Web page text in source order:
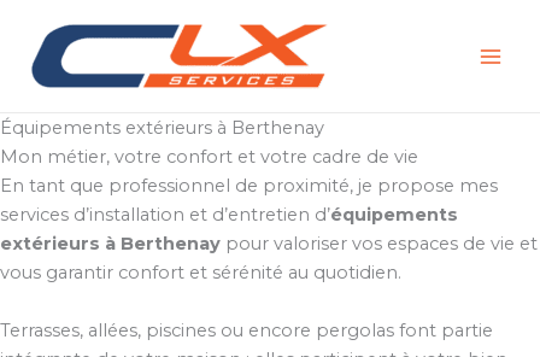
contenu
Équipements extérieurs à Berthenay
Mon métier, votre confort et votre cadre de vie
En tant que professionnel de proximité, je propose mes
services d’installation et d’entretien d’équipements
extérieurs à Berthenay pour valoriser vos espaces de vie et
vous garantir confort et sérénité au quotidien.
Terrasses, allées, piscines ou encore pergolas font partie